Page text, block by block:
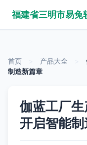
首页 产品大全
制造新篇章
伽蓝工厂生
开启智能